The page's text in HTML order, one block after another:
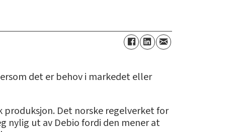
det er behov i markedet eller
Det norske regelverket for
nylig ut av Debio fordi den mener at